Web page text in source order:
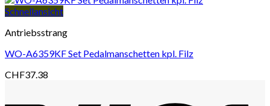
Schnellansicht
Antriebsstrang
WO-A6359KF Set Pedalmanschetten kpl. Filz
CHF37.38